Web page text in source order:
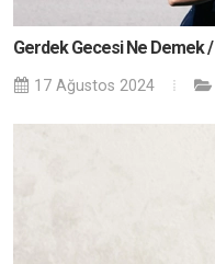
Gerdek Gecesi Ne Demek
17 Ağustos 2024